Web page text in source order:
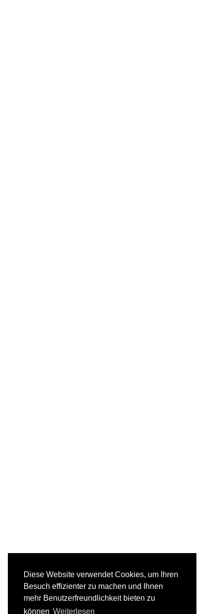
Diese Website verwendet Cookies, um Ihren
Besuch effizienter zu machen und Ihnen
mehr Benutzerfreundlichkeit bieten zu
können Weiterlesen